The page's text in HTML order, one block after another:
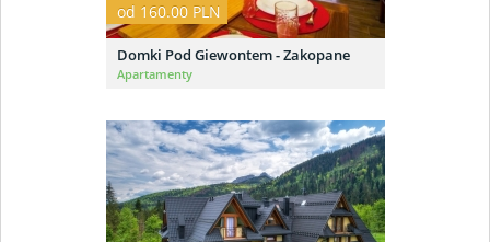
od 160.00 PLN
Domki Pod Giewontem - Zakopane
Apartamenty